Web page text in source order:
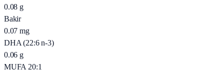
0.08 g
Bakir
0.07 mg
DHA (22:6 n-3)
0.06 g
MUFA 20:1